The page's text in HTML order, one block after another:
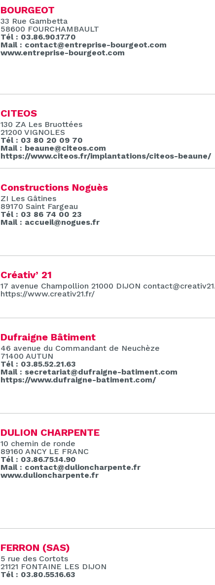
BOURGEOT
33 Rue Gambetta
58600 FOURCHAMBAULT
Tél : 03.86.90.17.70
Mail : contact@entreprise-bourgeot.com
www.entreprise-bourgeot.com
CITEOS
130 ZA Les Bruottées
21200 VIGNOLES
Tél : 03 80 20 09 70
Mail : beaune@citeos.com
https://www.citeos.fr/implantations/citeos-beaune/
Constructions Noguès
ZI Les Gâtines
89170 Saint Fargeau
Tél : 03 86 74 00 23
Mail : accueil@nogues.fr
Créativ’ 21
17 avenue Champollion 21000 DIJON
https://www.creativ21.fr/
Dufraigne Bâtiment
46 avenue du Commandant de Neuchèze
71400 AUTUN
Tél : 03.85.52.21.63
Mail : secretariat@dufraigne-batiment.com
https://www.dufraigne-batiment.com/
DULION CHARPENTE
10 chemin de ronde
89160 ANCY LE FRANC
Tél : 03.86.75.14.90
Mail : contact@dulioncharpente.fr
www.dulioncharpente.fr
FERRON (SAS)
5 rue des Cortots
21121 FONTAINE LES DIJON
Tél : 03.80.55.16.63